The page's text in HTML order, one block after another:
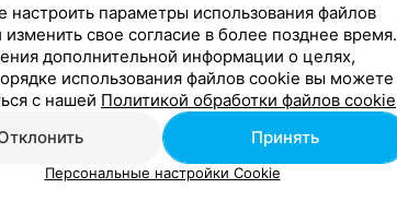
найти
можно
ресурсом и
параметры использования файлов
свое согласие в более позднее время.
дополнительной информации о целях,
использования файлов cookie вы можете
с нашей Политикой обработки файлов cookie
Принять
Персональные настройки Cookie